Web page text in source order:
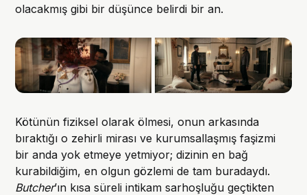
olacakmış gibi bir düşünce belirdi bir an.
Kötünün fiziksel olarak ölmesi, onun arkasında
bıraktığı o zehirli mirası ve kurumsallaşmış faşizmi
bir anda yok etmeye yetmiyor; dizinin en bağ
kurabildiğim, en olgun gözlemi de tam buradaydı.
Butcher’ın kısa süreli intikam sarhoşluğu geçtikten